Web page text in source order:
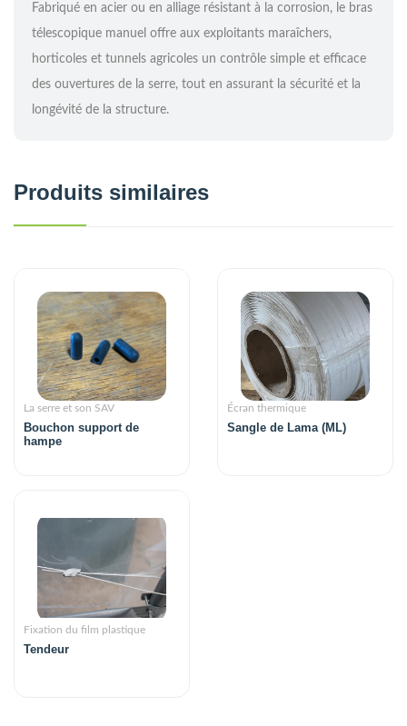
Fabriqué en acier ou en alliage résistant à la corrosion, le bras
télescopique manuel offre aux exploitants maraîchers,
horticoles et tunnels agricoles un contrôle simple et efficace
des ouvertures de la serre, tout en assurant la sécurité et la
longévité de la structure.
Produits similaires
La serre et son SAV
Bouchon support de
hampe
Écran thermique
Sangle de Lama (ML)
Fixation du film plastique
Tendeur